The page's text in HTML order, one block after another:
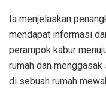
Ia menjelaskan
mendapat informasi
perampok kabur
rumah dan
di sebuah rumah